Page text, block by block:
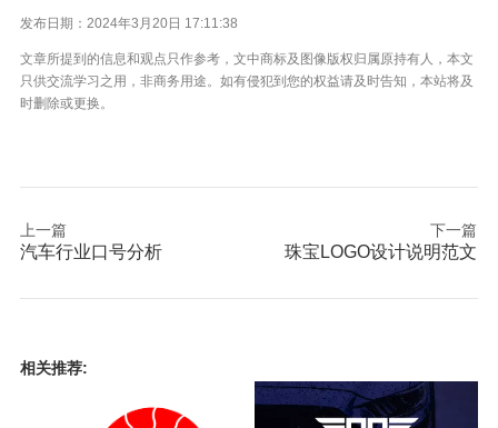
发布日期：2024年3月20日 17:11:38
文章所提到的信息和观点只作参考，文中商标及图像版权归属原持有人，本文
只供交流学习之用，非商务用途。如有侵犯到您的权益请及时告知，本站将及
时删除或更换。
上一篇
汽车行业口号分析
下一篇
珠宝LOGO设计说明范文
相关推荐: